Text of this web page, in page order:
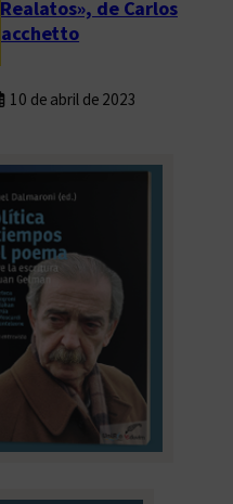
«Realatos», de Carlos
Sacchetto
10 de abril de 2023